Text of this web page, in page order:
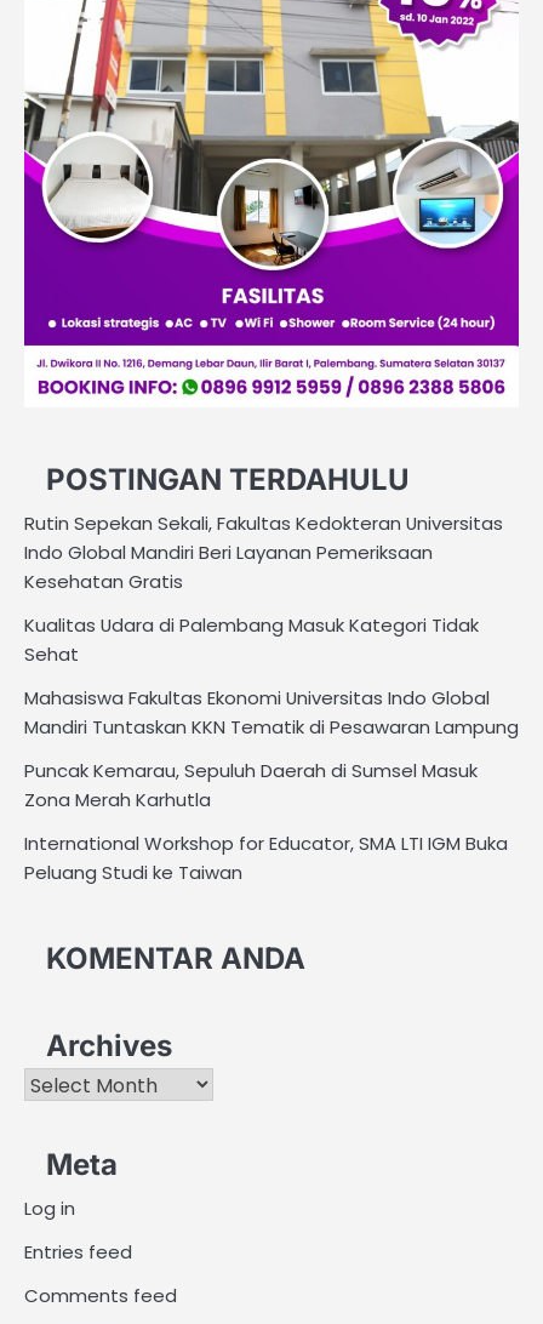
POSTINGAN TERDAHULU
Rutin Sepekan Sekali, Fakultas Kedokteran Universitas
Indo Global Mandiri Beri Layanan Pemeriksaan
Kesehatan Gratis
Kualitas Udara di Palembang Masuk Kategori Tidak
Sehat
Mahasiswa Fakultas Ekonomi Universitas Indo Global
Mandiri Tuntaskan KKN Tematik di Pesawaran Lampung
Puncak Kemarau, Sepuluh Daerah di Sumsel Masuk
Zona Merah Karhutla
International Workshop for Educator, SMA LTI IGM Buka
Peluang Studi ke Taiwan
KOMENTAR ANDA
Archives
Archives
Meta
Log in
Entries feed
Comments feed